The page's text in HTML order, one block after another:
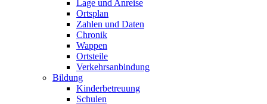
Lage und Anreise
Ortsplan
Zahlen und Daten
Chronik
Wappen
Ortsteile
Verkehrsanbindung
Bildung
Kinderbetreuung
Schulen